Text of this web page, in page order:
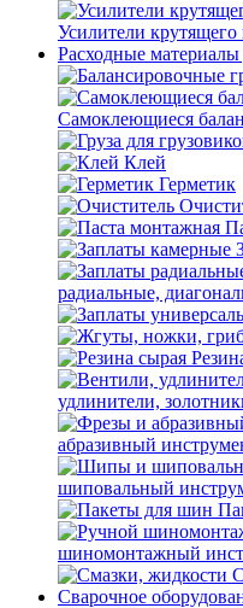
Усилители
Расходные
Самоклеющиеся
Клей
Герметик
радиальные,
удлинители,
абразивный
шиповальный
шиномонтажный
Сварочное